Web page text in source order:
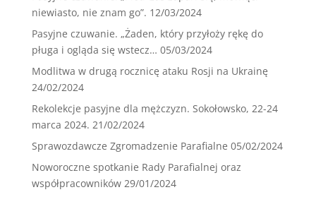
niewiasto, nie znam go”. 12/03/2024
Pasyjne czuwanie. „Żaden, który przyłoży rękę do
pługa i ogląda się wstecz… 05/03/2024
Modlitwa w drugą rocznicę ataku Rosji na Ukrainę
24/02/2024
Rekolekcje pasyjne dla mężczyzn. Sokołowsko, 22-24
marca 2024. 21/02/2024
Sprawozdawcze Zgromadzenie Parafialne 05/02/2024
Noworoczne spotkanie Rady Parafialnej oraz
współpracowników 29/01/2024